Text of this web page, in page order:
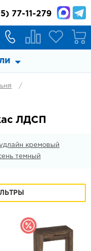
77-11-279
ЛДСП
кремовый
темный